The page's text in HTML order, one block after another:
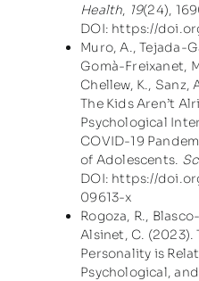
Health, 19(24),
DOI: https://
Muro, A., Tejada-
Gomà-Freixanet,
Chellew, K., Sanz,
The Kids Aren’t
Psychological
COVID-19
of Adolescents.
DOI: https://
09613-x
Rogoza, R.,
Alsinet, C. (2023).
Personality is
Psychological,